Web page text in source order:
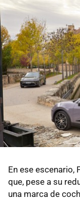
En ese escenario,
que, pese a su
una marca de